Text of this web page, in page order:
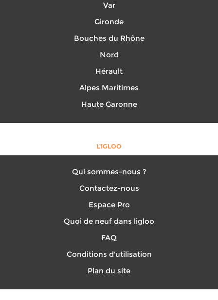
Var
Gironde
Bouches du Rhône
Nord
Hérault
Alpes Maritimes
Haute Garonne
L'IGLOO
Qui sommes-nous ?
Contactez-nous
Espace Pro
Quoi de neuf dans ligloo
FAQ
Conditions d'utilisation
Plan du site